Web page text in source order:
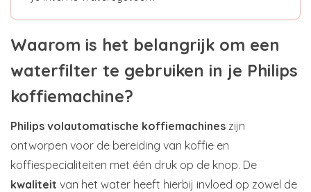
Waarom is het belangrijk om een
waterfilter te gebruiken in je Philips
koffiemachine?
Philips volautomatische koffiemachines zijn
ontworpen voor de bereiding van koffie en
koffiespecialiteiten met één druk op de knop. De
kwaliteit van het water heeft hierbij invloed op zowel de